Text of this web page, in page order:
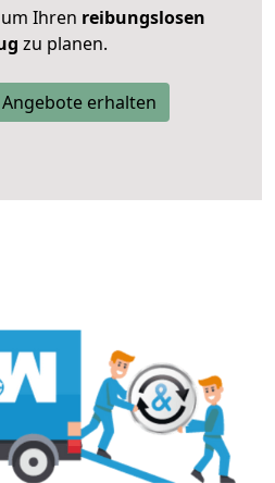
Ihren reibungslosen
zu planen.
erhalten